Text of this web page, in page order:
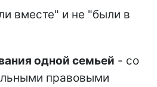
вместе" и не "были в
одной семьей - со
правовыми